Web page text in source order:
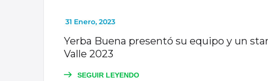
_
31 Enero, 2023
Yerba Buena presentó su equipo y un
Valle 2023
SEGUIR LEYENDO